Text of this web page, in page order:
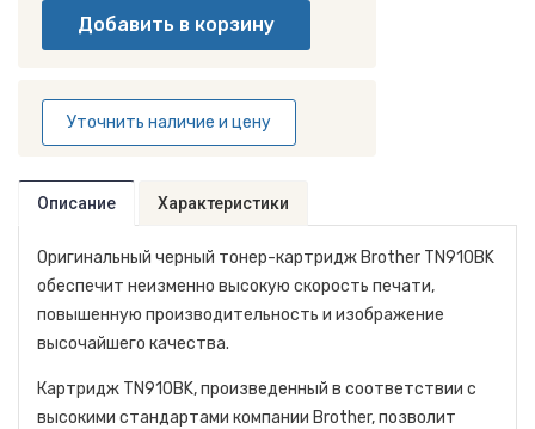
Уточнить наличие и цену
Описание Характеристики
Оригинальный черный тонер-картридж Brother TN910BK
обеспечит неизменно высокую скорость печати,
повышенную производительность и изображение
высочайшего качества.
Картридж TN910BK, произведенный в соответствии с
высокими стандартами компании Brother, позволит